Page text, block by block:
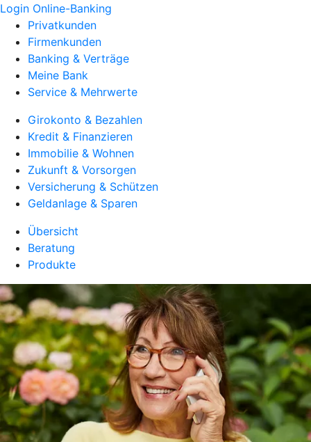
Login Online-Banking
Privatkunden
Firmenkunden
Banking & Verträge
Meine Bank
Service & Mehrwerte
Girokonto & Bezahlen
Kredit & Finanzieren
Immobilie & Wohnen
Zukunft & Vorsorgen
Versicherung & Schützen
Geldanlage & Sparen
Übersicht
Beratung
Produkte